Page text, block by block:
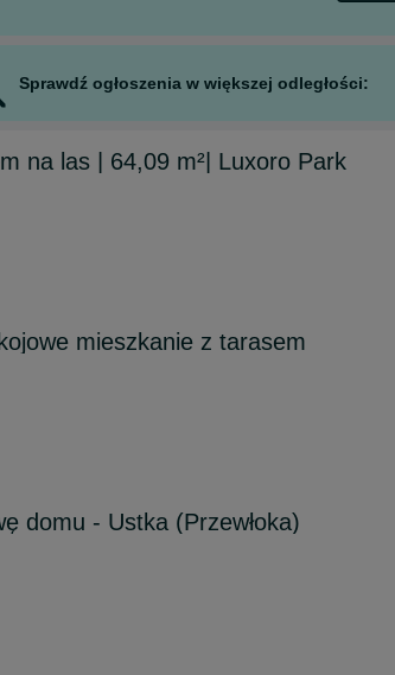
Sprawdź ogłoszenia w większej odległości:
na las | 64,09 m²| Luxoro Park
mieszkanie z tarasem
domu - Ustka (Przewłoka)